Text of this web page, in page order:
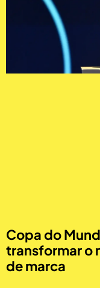
Copa do
transformar o
de marca